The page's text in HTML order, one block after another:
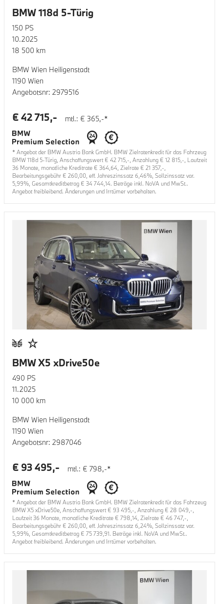
BMW 118d 5-Türig
150 PS
10.2025
18 500 km
BMW Wien Heiligenstadt
1190 Wien
Angebotsnr: 2979516
mtl.: € 365,-*
€ 42 715,-
* Angebot der BMW Austria Bank GmbH. BMW Zielratenkredit für das Fahrzeug
BMW 118d 5-Türig , Anschaffungswert € 42 715 ,-, Anzahlung € 12 815 ,-, Laufzeit
36 Monate, monatliche Kreditrate € 364,64 , Zielrate € 21 357,-,
Bearbeitungsgebühr € 260,00 , eff. Jahreszinssatz 6,46%, Sollzinssatz var.
5,99%, Gesamtkreditbetrag € 34 744,14. Beträge inkl. NoVA und MwSt..
Angebot freibleibend. Änderungen und Irrtümer vorbehalten.
BMW X5 xDrive50e
490 PS
11.2025
10 000 km
BMW Wien Heiligenstadt
1190 Wien
Angebotsnr: 2987046
mtl.: € 798,-*
€ 93 495,-
* Angebot der BMW Austria Bank GmbH. BMW Zielratenkredit für das Fahrzeug
BMW X5 xDrive50e , Anschaffungswert € 93 495 ,-, Anzahlung € 28 049 ,-,
Laufzeit36 Monate, monatliche Kreditrate € 798,14 , Zielrate € 46 747,-,
Bearbeitungsgebühr € 260,00 , eff. Jahreszinssatz 6,24%, Sollzinssatz var.
5,99%, Gesamtkreditbetrag € 75 739,91. Beträge inkl. NoVA und MwSt..
Angebot freibleibend. Änderungen und Irrtümer vorbehalten.